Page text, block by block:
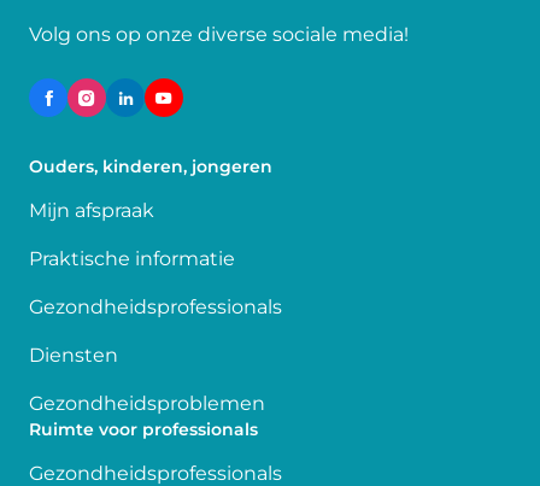
Volg ons op onze diverse sociale media!
Ouders, kinderen, jongeren
Mijn afspraak
Praktische informatie
Gezondheidsprofessionals
Diensten
Gezondheidsproblemen
Ruimte voor professionals
Gezondheidsprofessionals